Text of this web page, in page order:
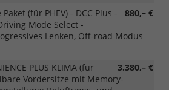
880,– €
(für PHEV) - DCC Plus -
Mode Select -
Lenken, Off-road Modus
3.380,– €
PLUS KLIMA (für
Vordersitze mit Memory-